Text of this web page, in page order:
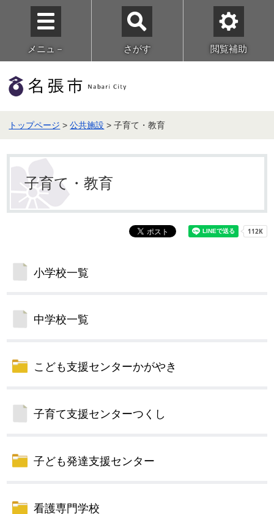
メニュ－ さがす 閲覧補助
トップページ >公共施設 > 子育て・教育
子育て・教育
小学校一覧
中学校一覧
こども支援センターかがやき
子育て支援センターつくし
子ども発達支援センター
看護専門学校